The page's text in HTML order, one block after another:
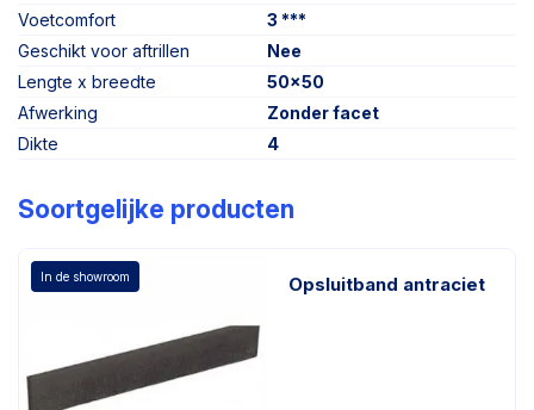
Voetcomfort
3 ***
Geschikt voor aftrillen
Nee
Lengte x breedte
50x50
Afwerking
Zonder facet
Dikte
4
Soortgelijke producten
In de showroom Opsluitband antraciet